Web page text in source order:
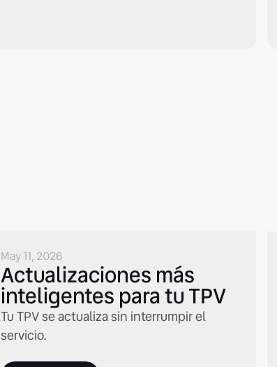
May 11, 2026
Actualizaciones más
inteligentes para tu TPV
Tu TPV se actualiza sin interrumpir el
servicio.